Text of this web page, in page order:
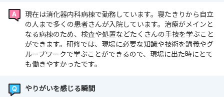
現在は消化器内科病棟で勤務しています。寝たきりから自立
の人まで多くの患者さんが入院しています。治療がメインと
なる病棟のため、検査や処置などたくさんの手技を学ぶこと
ができます。研修では、現場に必要な知識や技術を講義やグ
ループワークで学ぶことができるので、現場に出た時にとて
も働きやすかったです。
やりがいを感じる瞬間